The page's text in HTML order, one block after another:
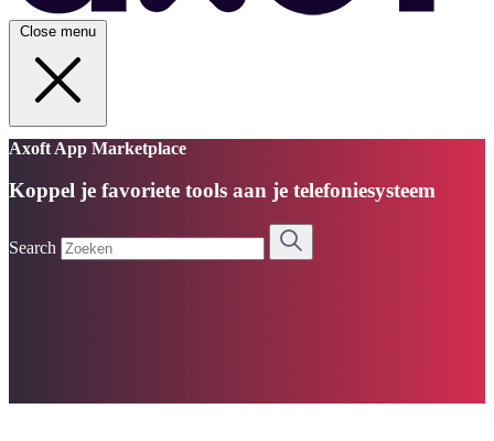
Close menu
Axoft App Marketplace
Koppel je favoriete tools aan je telefoniesysteem
Search